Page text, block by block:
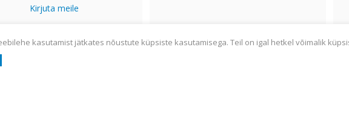
Kirjuta meile
kasutamist jätkates nõustute küpsiste kasutamisega. Teil on igal hetkel võimalik